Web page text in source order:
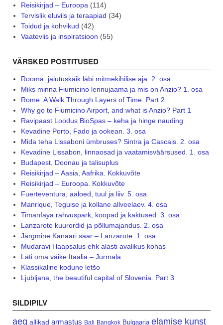
Reisikirjad – Euroopa (114)
Tervislik eluviis ja teraapiad (34)
Toidud ja kohvikud (42)
Vaateviis ja inspiratsioon (55)
VÄRSKED POSTITUSED
Rooma: jalutuskäik läbi mitmekihilise aja. 2. osa
Miks minna Fiumicino lennujaama ja mis on Anzio? 1. osa
Rome: A Walk Through Layers of Time. Part 2
Why go to Fiumicino Airport, and what is Anzio? Part 1
Ravipaast Loodus BioSpas – keha ja hinge nauding
Kevadine Porto, Fado ja ookean. 3. osa
Mida teha Lissaboni ümbruses? Sintra ja Cascais. 2. osa
Kevadine Lissabon, linnaosad ja vaatamisväärsused. 1. osa
Budapest, Doonau ja talisuplus
Reisikirjad – Aasia, Aafrika. Kokkuvõte
Reisikirjad – Euroopa. Kokkuvõte
Fuerteventura, aaloed, tuul ja liiv. 5. osa
Manrique, Teguise ja kollane allveelaev. 4. osa
Timanfaya rahvuspark, koopad ja kaktused. 3. osa
Lanzarote kuurordid ja põllumajandus. 2. osa
Järgmine Kanaari saar – Lanzarote. 1. osa
Mudaravi Haapsalus ehk alasti avalikus kohas
Läti oma väike Itaalia – Jurmala
Klassikaline kodune letšo
Ljubljana, the beautiful capital of Slovenia. Part 3
SILDIPILV
aeg allikad armastus Bali Bangkok Bulgaaria elamise kunst